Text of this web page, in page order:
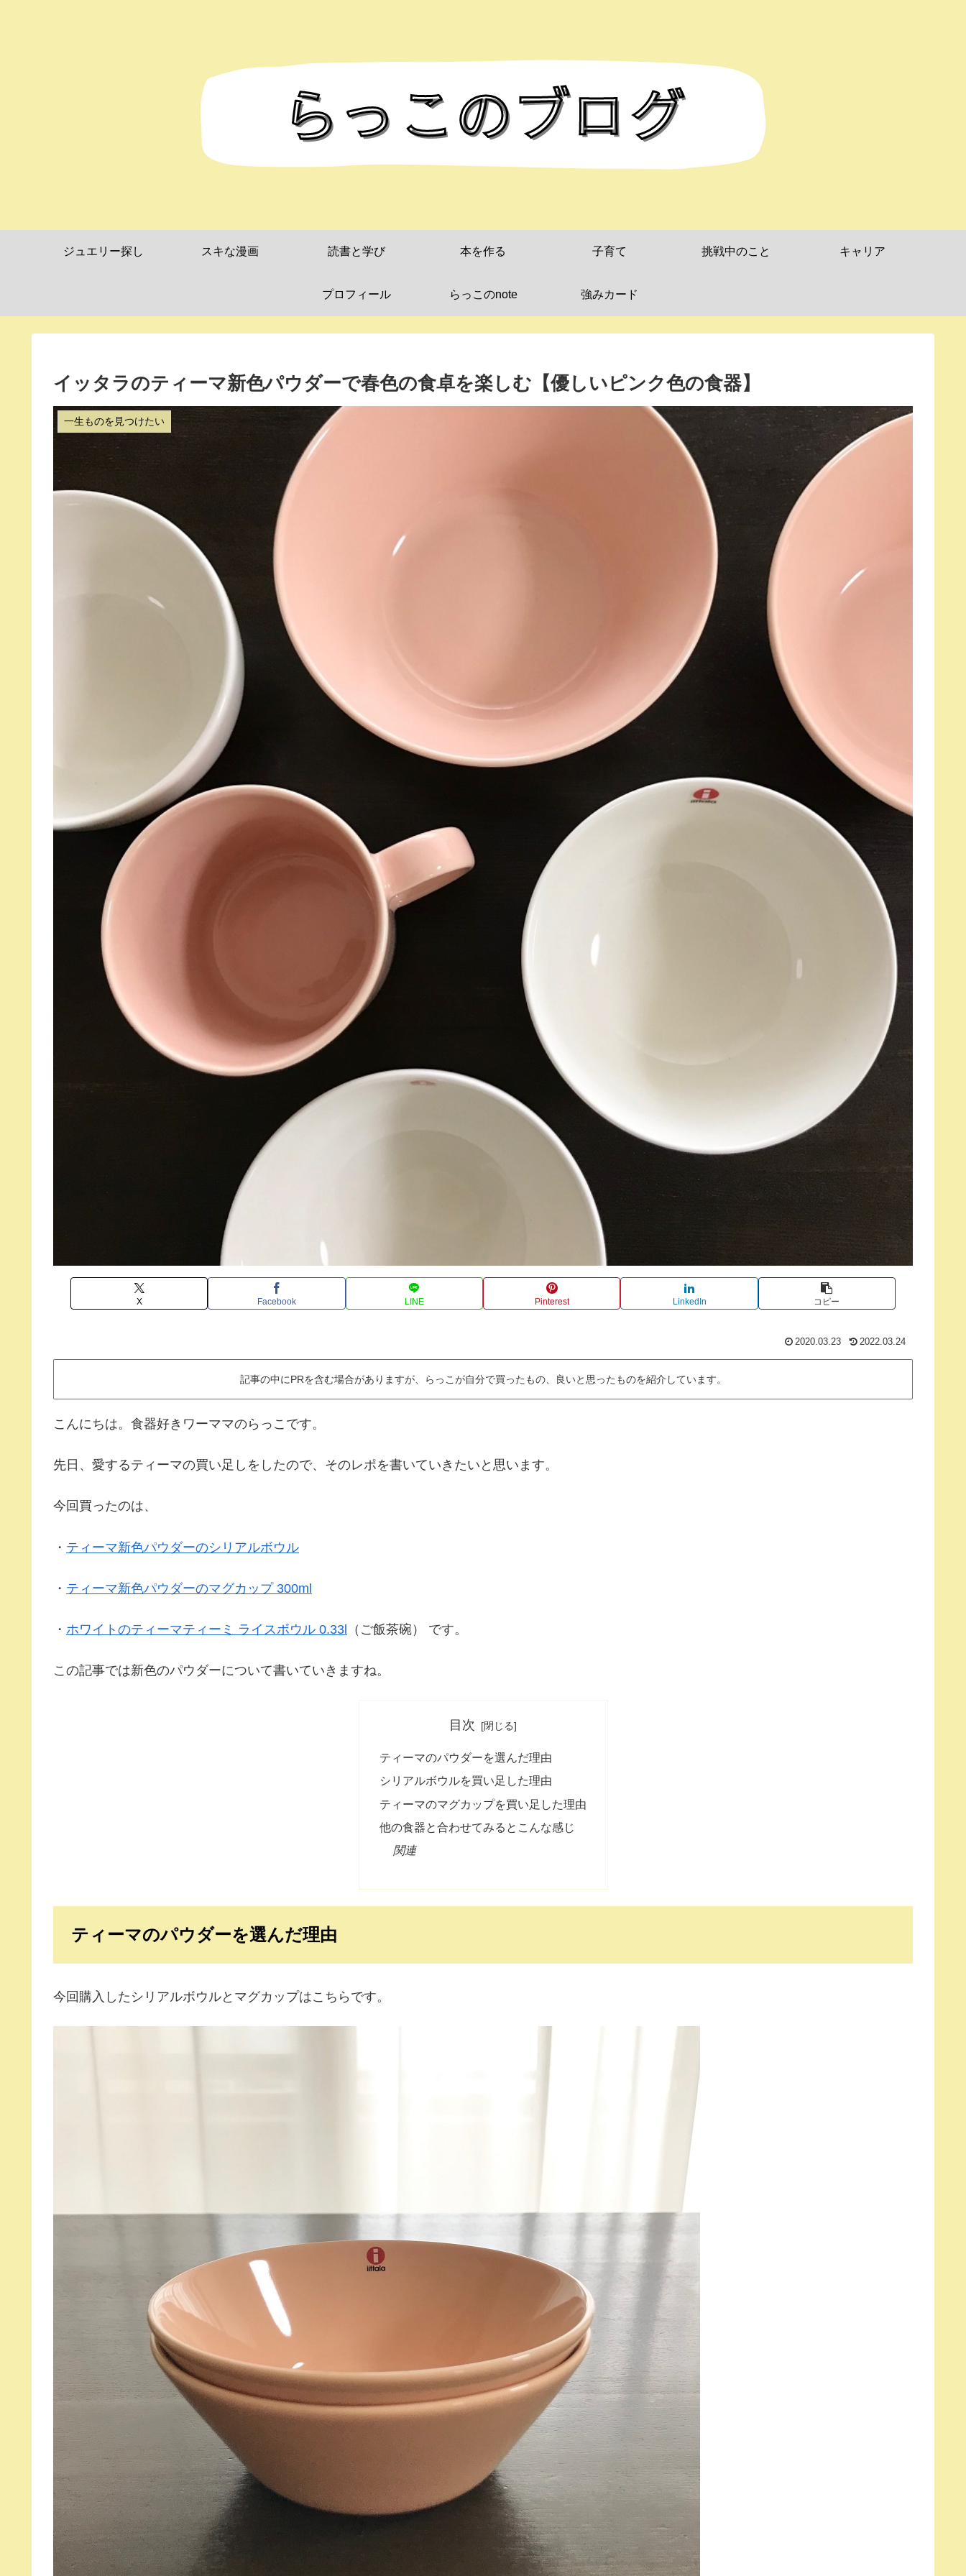
ジュエリー探し スキな漫画 読書と学び 本を作る 子育て 挑戦中のこと キャリア
プロフィール らっこのnote 強みカード
イッタラのティーマ新色パウダーで春色の食卓を楽しむ【優しいピンク色の食器】
一生ものを見つけたい
X Facebook LINE Pinterest LinkedIn コピー
2020.03.23 2022.03.24
記事の中にPRを含む場合がありますが、らっこが自分で買ったもの、良いと思ったものを紹介しています。
こんにちは。食器好きワーママのらっこです。
先日、愛するティーマの買い足しをしたので、そのレポを書いていきたいと思います。
今回買ったのは、
・ ティーマ新色パウダーのシリアルボウル
・ ティーマ新色パウダーのマグカップ 300ml
・ ホワイトのティーマティーミ ライスボウル 0.33l （ご飯茶碗） です。
この記事では新色のパウダーについて書いていきますね。
目次
ティーマのパウダーを選んだ理由
シリアルボウルを買い足した理由
ティーマのマグカップを買い足した理由
他の食器と合わせてみるとこんな感じ
関連
ティーマのパウダーを選んだ理由
今回購入したシリアルボウルとマグカップはこちらです。